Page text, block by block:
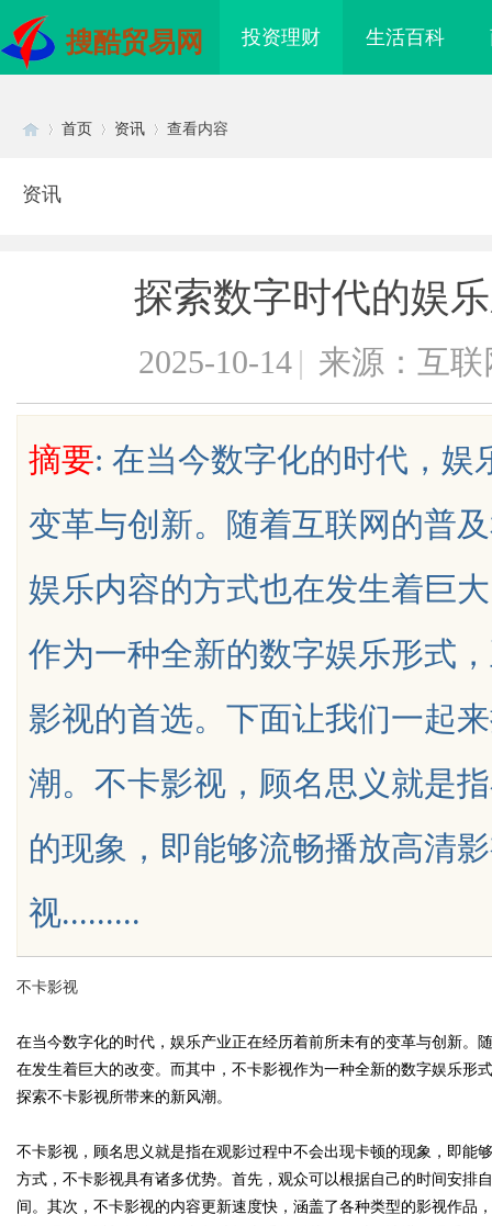
搜酷贸易网 投资理财 生活百科
uz
Bo
首页 资讯 查看内容
资讯
探索数字时代的娱
2025-10-14 | 来源：互联
摘要: 在当今数字化的时代，娱
变革与创新。随着互联网的普
娱乐内容的方式也在发生着巨
作为一种全新的数字娱乐形式
影视的首选。下面让我们一起
潮。不卡影视，顾名思义就是
的现象，即能够流畅播放高清
视.........
不卡影视
在当今数字化的时代，娱乐产业正在经历着前所未有的变革与创新。
在发生着巨大的改变。而其中，不卡影视作为一种全新的数字娱乐形
探索不卡影视所带来的新风潮。
不卡影视，顾名思义就是指在观影过程中不会出现卡顿的现象，即能
方式，不卡影视具有诸多优势。首先，观众可以根据自己的时间安排
间。其次，不卡影视的内容更新速度快，涵盖了各种类型的影视作品
与变革